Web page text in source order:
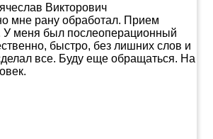
Викторович
мне рану обработал. Прием
У меня был послеоперационный
быстро, без лишних слов и
все. Буду еще обращаться. На